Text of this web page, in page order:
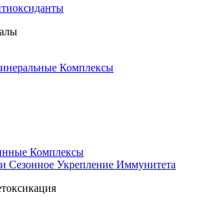
Комплексы
Комплексы
Сезонное Укрепление Иммунитета